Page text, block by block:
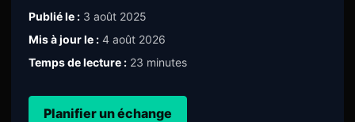
Publié le : 3 août 2025
Mis à jour le : 4 août 2026
Temps de lecture : 23 minutes
Planifier un échange